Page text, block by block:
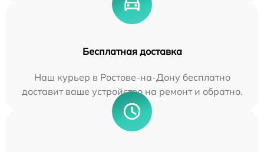
Бесплатная доставка
Наш курьер в Ростове-на-Дону бесплатно
доставит ваше устройство на ремонт и обратно.